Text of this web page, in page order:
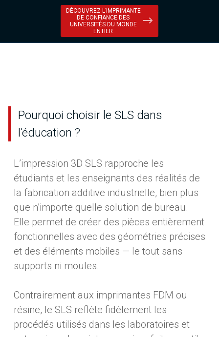
DÉCOUVREZ L’IMPRIMANTE
DE CONFIANCE DES
UNIVERSITÉS DU MONDE
ENTIER
Pourquoi choisir le SLS dans
l’éducation ?
L’impression 3D SLS rapproche les
étudiants et les enseignants des réalités de
la fabrication additive industrielle, bien plus
que n’importe quelle solution de bureau.
Elle permet de créer des pièces entièrement
fonctionnelles avec des géométries précises
et des éléments mobiles — le tout sans
supports ni moules.
Contrairement aux imprimantes FDM ou
résine, le SLS reflète fidèlement les
procédés utilisés dans les laboratoires et